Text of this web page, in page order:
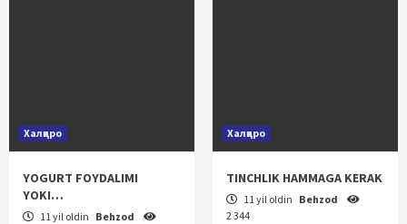
Халқаро
YOGURT FOYDALIMI
YOKI…
11 yil oldin Behzod
Халқаро
TINCHLIK HAMMAGA KERAK
11 yil oldin Behzod
2 344